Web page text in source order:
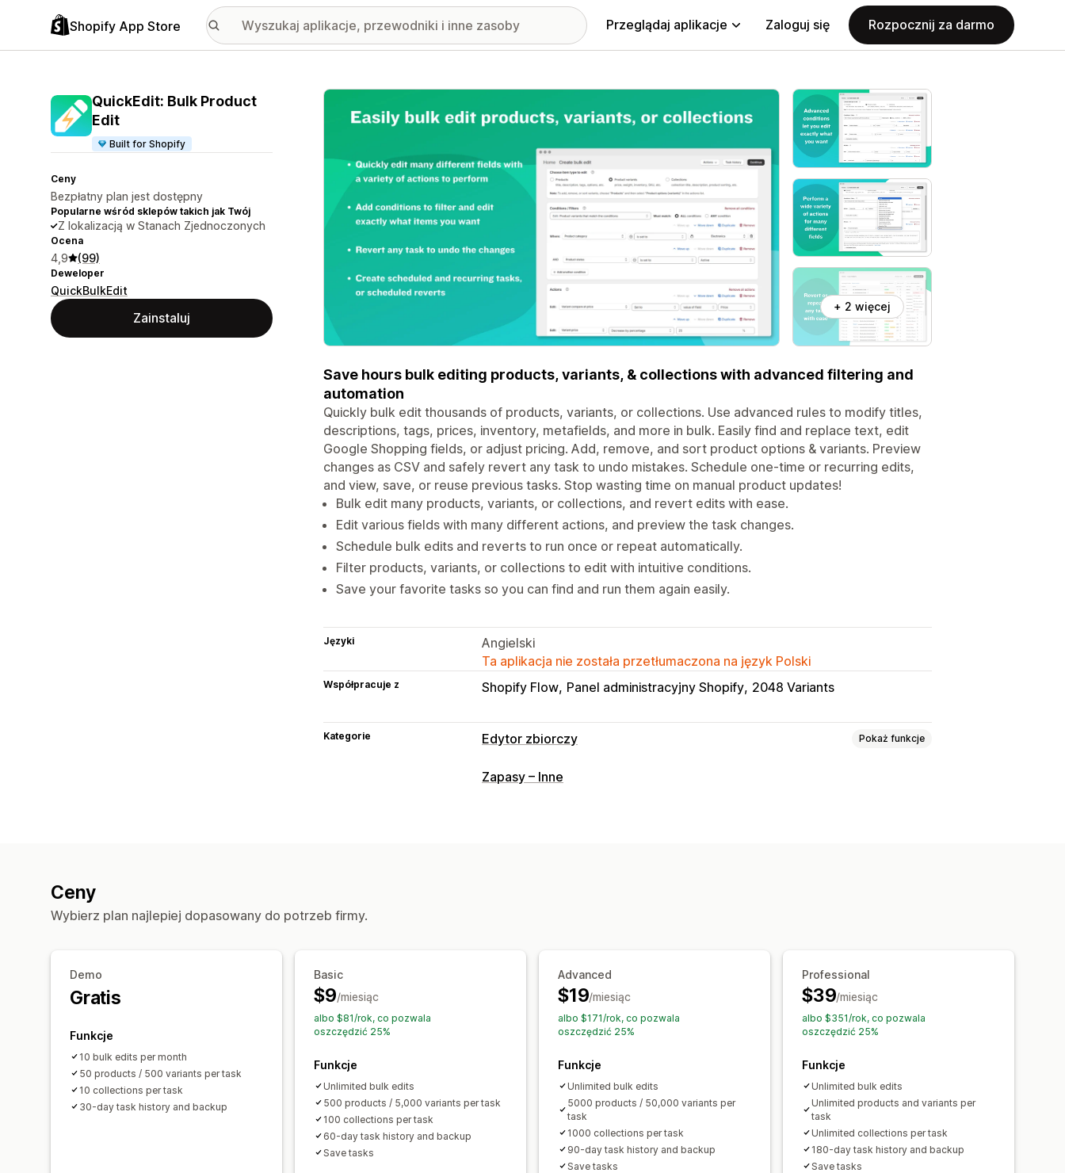
Shopify App Store Przeglądaj aplikacje Zaloguj się Rozpocznij za darmo
QuickEdit: Bulk Product
Edit
Built for Shopify
Ceny
Bezpłatny plan jest dostępny
Popularne wśród sklepów takich jak Twój
Z lokalizacją w Stanach Zjednoczonych
Ocena
4,9 (99)
Deweloper
QuickBulkEdit
Zainstaluj
Wyróżnione obrazy w galerii
+ 2 więcej
Save hours bulk editing products, variants, & collections with advanced filtering and
automation
Quickly bulk edit thousands of products, variants, or collections. Use advanced rules to modify titles,
descriptions, tags, prices, inventory, metafields, and more in bulk. Easily find and replace text, edit
Google Shopping fields, or adjust pricing. Add, remove, and sort product options & variants. Preview
changes as CSV and safely revert any task to undo mistakes. Schedule one-time or recurring edits,
and view, save, or reuse previous tasks. Stop wasting time on manual product updates!
Bulk edit many products, variants, or collections, and revert edits with ease.
Edit various fields with many different actions, and preview the task changes.
Schedule bulk edits and reverts to run once or repeat automatically.
Filter products, variants, or collections to edit with intuitive conditions.
Save your favorite tasks so you can find and run them again easily.
Języki
Angielski
Ta aplikacja nie została przetłumaczona na język Polski
Współpracuje z Shopify Flow Panel administracyjny Shopify 2048 Variants
Kategorie Edytor zbiorczy Pokaż funkcje
Edytowalne zasoby
Zapasy – Inne
Ceny
Wybierz plan najlepiej dopasowany do potrzeb firmy.
Demo
Gratis
Funkcje
10 bulk edits per month
50 products / 500 variants per task
10 collections per task
30-day task history and backup
Basic
$9/miesiąc
albo $81/rok, co pozwala
oszczędzić 25%
Funkcje
Unlimited bulk edits
500 products / 5,000 variants per task
100 collections per task
60-day task history and backup
Save tasks
Advanced
$19/miesiąc
albo $171/rok, co pozwala
oszczędzić 25%
Funkcje
Unlimited bulk edits
5000 products / 50,000 variants per
task
1000 collections per task
90-day task history and backup
Save tasks
Professional
$39/miesiąc
albo $351/rok, co pozwala
oszczędzić 25%
Funkcje
Unlimited bulk edits
Unlimited products and variants per
task
Unlimited collections per task
180-day task history and backup
Save tasks